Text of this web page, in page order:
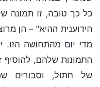
כל כך טובה, זו תמונה
הידוענית ההיא" – הן
מדי יום מהתחושה
התמונות שלהם, להוסיף
של חתול, וסבורים